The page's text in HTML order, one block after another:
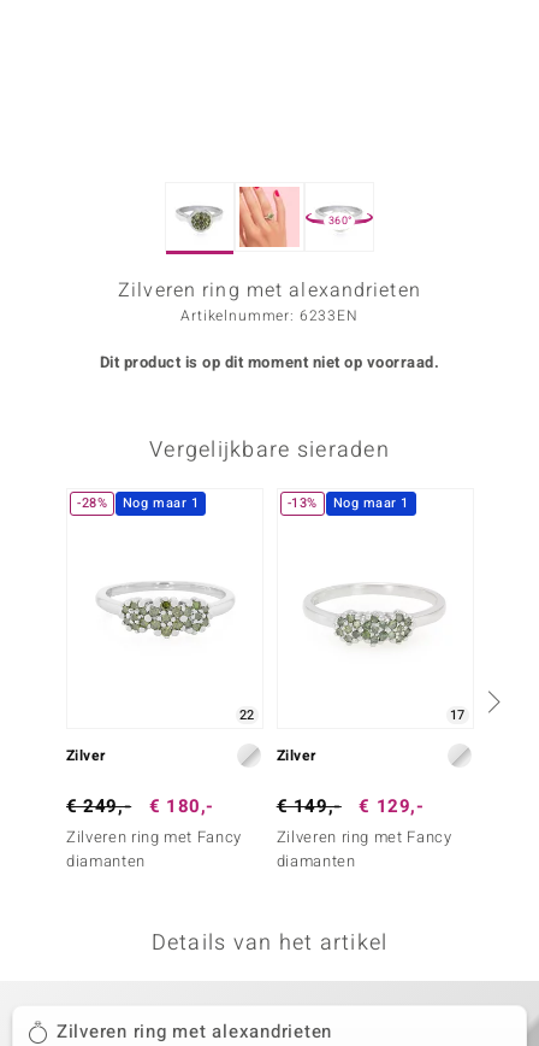
360°
Zilveren ring met alexandrieten
Artikelnummer: 6233EN
Dit product is op dit moment niet op voorraad.
Vergelijkbare sieraden
-28% Nog maar 1
22
Zilver
€ 249,- € 180,-
Zilveren ring met Fancy
diamanten
-13% Nog maar 1
17
Zilver
€ 149,- € 129,-
Zilveren ring met Fancy
diamanten
Details van het artikel
Zilveren ring met alexandrieten